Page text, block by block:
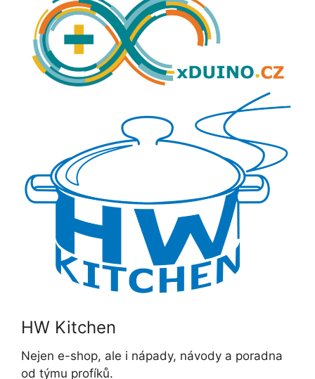
HW Kitchen
Nejen e-shop, ale i nápady, návody a poradna
od týmu profíků.